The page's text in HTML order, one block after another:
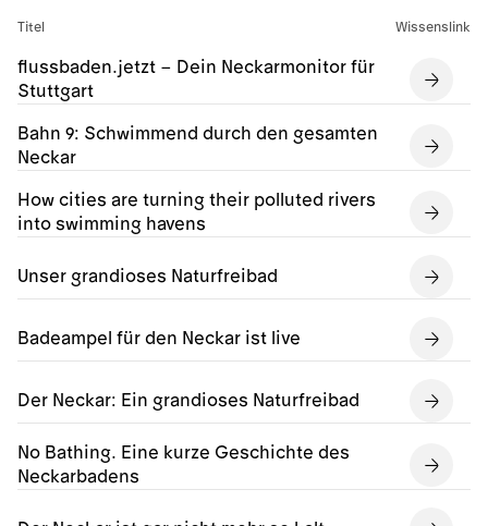
Titel Wissenslink
flussbaden.jetzt – Dein Neckarmonitor für
Stuttgart
Bahn 9: Schwimmend durch den gesamten
Neckar
How cities are turning their polluted rivers
into swimming havens
Unser grandioses Naturfreibad
Badeampel für den Neckar ist live
Der Neckar: Ein grandioses Naturfreibad
No Bathing. Eine kurze Geschichte des
Neckarbadens